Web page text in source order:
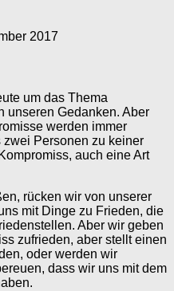
2017
um das Thema
unseren Gedanken. Aber
werden immer
Personen zu keiner
auch eine Art
rücken wir von unserer
mit Dinge zu Frieden, die
Aber wir geben
zufrieden, aber stellt einen
oder werden wir
dass wir uns mit dem